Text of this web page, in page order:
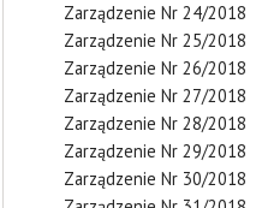
Zarządzenie Nr 24/2018
Zarządzenie Nr 25/2018
Zarządzenie Nr 26/2018
Zarządzenie Nr 27/2018
Zarządzenie Nr 28/2018
Zarządzenie Nr 29/2018
Zarządzenie Nr 30/2018